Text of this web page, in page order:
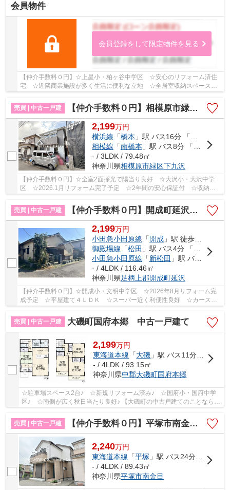
会員物件
会員登録をして限定物件を見る
【仲介手数料０円】☆上星小・柏ヶ谷中学区 ☆安心のリフォーム済住
宅 ☆近隣商業施設が多く生活に便利な立地 ☆全居室収納スペースあ
り ☆閑静な住宅地♪ 【海老名市の中古戸建のことな...
売買 | 中古一戸建
【仲介手数料０円】相模原市緑区下九沢 中古一戸建て
2,199万円
横浜線 「橋本 」駅 バス16分 「北公園入口（神奈川県）」 停歩3分
相模線 「南橋本 」駅 バス8分 「峡の原」 停歩17分
- / 3LDK / 79.48㎡
神奈川県相模原市緑区下九沢
【仲介手数料０円】☆全室2面採光で陽当り良好 ☆大沢小・大沢中学
区 ☆2026.1月リフォーム完了予定 ☆2年間の安心保証付 ☆収納豊
富な間取り ☆閑静な住宅街♪ 【相模原市緑区の中古戸...
売買 | 中古一戸建
【仲介手数料０円】開成町延沢 中古一戸建て
2,199万円
小田急小田原線 「開成」駅 徒歩30分
御殿場線 「松田 」駅 バス4分 「四ツ角（開成町）」 停歩9分
小田急小田原線 「新松田 」駅 バス9分 「四ツ角（開成町）」 停歩9分
- / 4LDK / 116.46㎡
神奈川県足柄上郡開成町延沢
【仲介手数料０円】☆開成小・文明中学区 ☆2026年8月リフォーム完
成予定 ☆平屋建て４ＬＤＫ ☆スーパー近く利便性良好 ☆カースペ
ース2台駐車可能 ☆収納豊富♪ 【開成町の中古戸建の...
売買 | 中古一戸建
大磯町国府本郷 中古一戸建て
2,199万円
東海道本線 「大磯 」駅 バス11分 「中丸（大磯町）」 停歩4分
- / 4LDK / 93.15㎡
神奈川県中郡大磯町国府本郷
☆駐車場スペース2台♪ ☆新規リフォーム済み♪ ☆国府小・国府中学
区♪ ☆南側が広く秋日当たり良好♪ 【大磯町の中古戸建てのことならリ
売買 | 中古一戸建
【仲介手数料０円】平塚市南金目 中古一戸建て
2,240万円
東海道本線 「平塚 」駅 バス24分 「バス停」 停歩1分
- / 4LDK / 89.43㎡
神奈川県平塚市南金目